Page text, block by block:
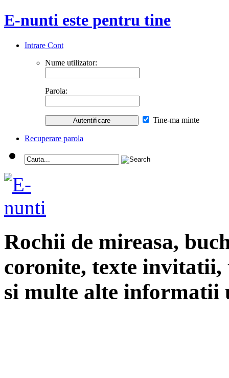
E-nunti este pentru tine
Intrare Cont
Nume utilizator:
Parola:
Tine-ma minte
Recuperare parola
Rochii de mireasa,
coronite, texte
si multe alte informatii